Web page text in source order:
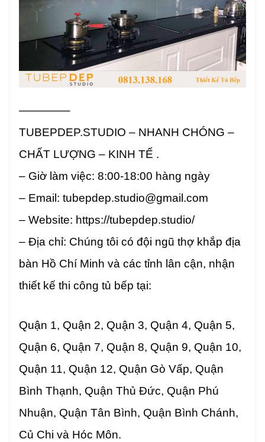
————–
TUBEPDEP.STUDIO – NHANH CHÓNG –
CHẤT LƯỢNG – KINH TẾ .
– Giờ làm việc: 8:00-18:00 hàng ngày
– Email: tubepdep.studio@gmail.com
– Website: https://tubepdep.studio/
– Địa chỉ: Chúng tôi có đội ngũ thợ khắp địa
bàn Hồ Chí Minh và các tỉnh lân cận, nhận
thiết kế thi công tủ bếp tại:
Quận 1, Quận 2, Quận 3, Quận 4, Quận 5,
Quận 6, Quận 7, Quận 8, Quận 9, Quận 10,
Quận 11, Quận 12, Quận Gò Vấp, Quận
Bình Thạnh, Quận Thủ Đức, Quận Phú
Nhuận, Quận Tân Bình, Quận Bình Chánh,
Củ Chi và Hóc Môn.